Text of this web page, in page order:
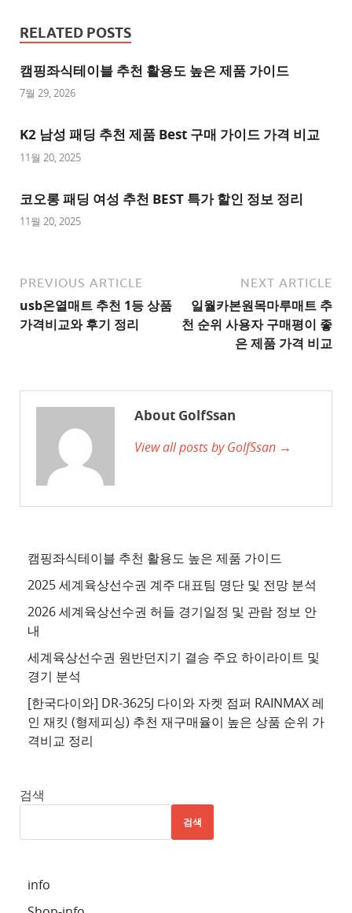
사
이
트
천
사
트
1
사
이
트
천
이
트
추
사
이
트
사
이
추
RELATED POSTS
캠핑좌식테이블 추천 활용도 높은 제품 가이드
7월 29, 2026
K2 남성 패딩 추천 제품 Best 구매 가이드 가격 비교
11월 20, 2025
코오롱 패딩 여성 추천 BEST 특가 할인 정보 정리
11월 20, 2025
PREVIOUS ARTICLE
usb온열매트 추천 1등 상품
가격비교와 후기 정리
NEXT ARTICLE
일월카본원목마루매트 추
천 순위 사용자 구매평이 좋
은 제품 가격 비교
About GolfSsan
View all posts by GolfSsan →
캠핑좌식테이블 추천 활용도 높은 제품 가이드
2025 세계육상선수권 계주 대표팀 명단 및 전망 분석
2026 세계육상선수권 허들 경기일정 및 관람 정보 안
내
세계육상선수권 원반던지기 결승 주요 하이라이트 및
경기 분석
[한국다이와] DR-3625J 다이와 자켓 점퍼 RAINMAX 레
인 재킷 (형제피싱) 추천 재구매율이 높은 상품 순위 가
격비교 정리
검색
검색
info